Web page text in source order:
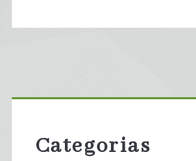
Primary
Sidebar
Categorias